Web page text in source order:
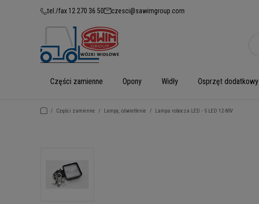
tel./fax 12 270 36 50 czesci@sawimgroup.com
Części zamienne Opony Widły Osprzęt dodatkowy
/ Części zamienne / Lampy, oświetlenie / Lampa robocza LED - 5 LED 12-80V